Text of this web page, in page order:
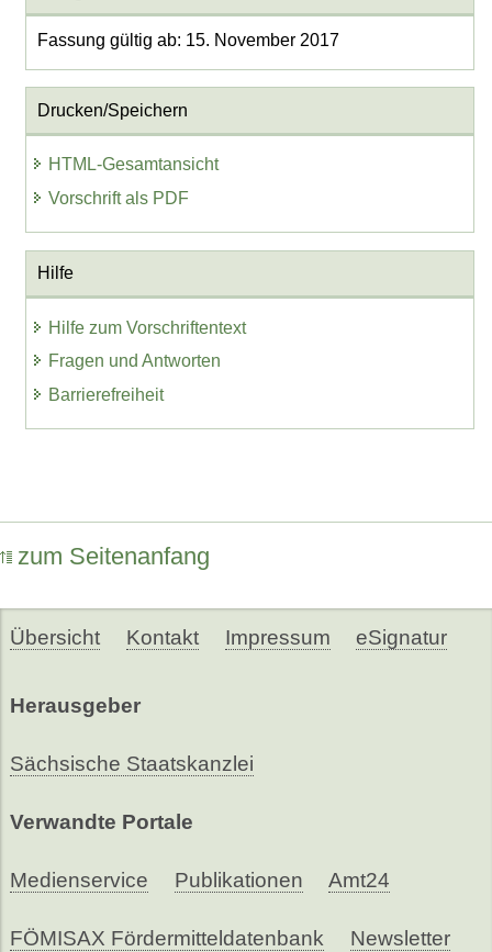
Fassung gültig ab: 15. November 2017
Drucken/Speichern
HTML-Gesamtansicht
Vorschrift als PDF
Hilfe
Hilfe zum Vorschriftentext
Fragen und Antworten
Barrierefreiheit
zum Seitenanfang
Übersicht Kontakt Impressum eSignatur
Herausgeber
Sächsische Staatskanzlei
Verwandte Portale
Medienservice Publikationen Amt24
FÖMISAX Fördermitteldatenbank Newsletter